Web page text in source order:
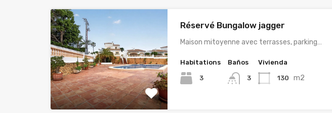
Réservé Bungalow jagger
Maison mitoyenne avec terrasses, parking…
Habitations
3
Baños
3
Vivienda
130 m2